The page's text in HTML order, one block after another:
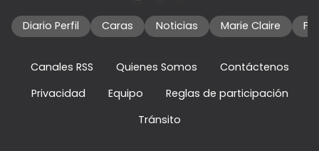
Diario Perfil Caras Noticias Marie Claire
Canales RSS Quienes Somos
Contáctenos
Privacidad
Equipo
Reglas de participación
Tránsito